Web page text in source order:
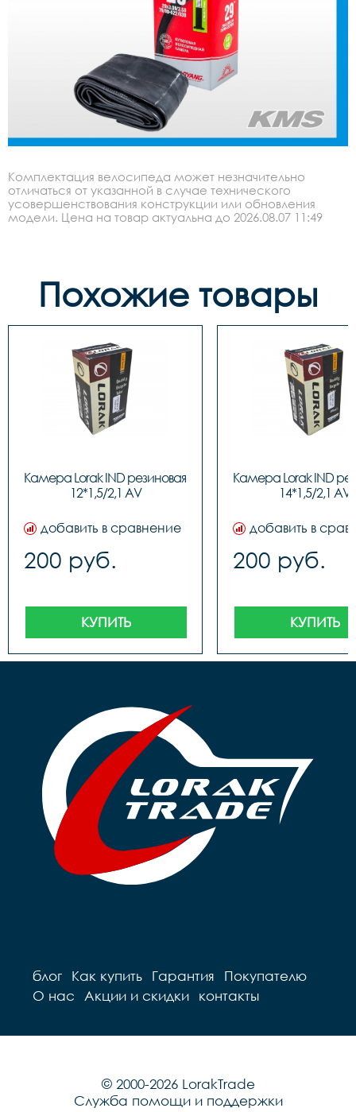
Комплектация велосипеда может незначительно
отличаться от указанной в случае технического
усовершенствования конструкции или обновления
модели. Цена на товар актуальна до 2026.08.07 11:49
Похожие товары
Камера Lorak IND резиновая
12*1,5/2,1 AV
добавить в сравнение
200 руб.
КУПИТЬ
Камера Lorak IND
14*1,5/2,1 AV
добавить в
200 руб.
КУПИТЬ
блог Как купить Гарантия
Покупателю
О нас
Акции и скидки контакты
© 2000-2026 LorakTrade
Служба помощи и поддержки